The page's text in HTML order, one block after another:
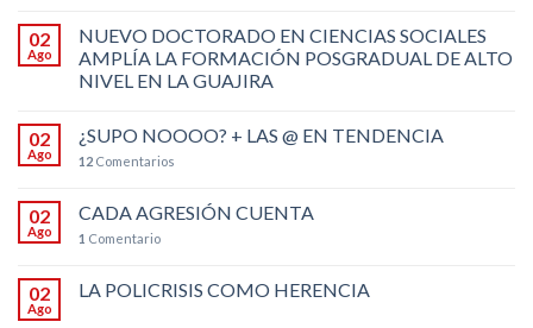
02
Ago
NUEVO DOCTORADO EN CIENCIAS SOCIALES
AMPLÍA LA FORMACIÓN POSGRADUAL DE ALTO
NIVEL EN LA GUAJIRA
02
Ago
¿SUPO NOOOO? + LAS @ EN TENDENCIA
12 Comentarios
02
Ago
CADA AGRESIÓN CUENTA
1 Comentario
02
Ago
LA POLICRISIS COMO HERENCIA